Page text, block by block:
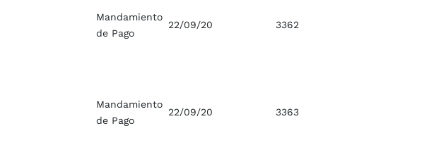
Mandamiento
de Pago
22/09/20 3362
Mandamiento
de Pago
22/09/20 3363